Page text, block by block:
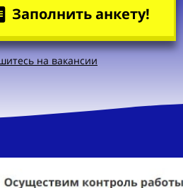
Заполнить анкету!
на вакансии